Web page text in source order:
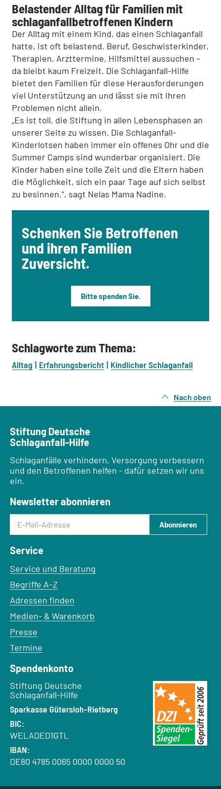
Belastender Alltag für Familien mit
schlaganfallbetroffenen Kindern
Der Alltag mit einem Kind, das einen Schlaganfall
hatte, ist oft belastend. Beruf, Geschwisterkinder,
Therapien, Arzttermine, Hilfsmittel aussuchen –
da bleibt kaum Freizeit. Die Schlaganfall-Hilfe
bietet den Familien für diese Herausforderungen
viel Unterstützung an und lässt sie mit Ihren
Problemen nicht allein.
„Es ist toll, die Stiftung in allen Lebensphasen an
unserer Seite zu wissen. Die Schlaganfall-
Kinderlotsen haben immer ein offenes Ohr und die
Summer Camps sind wunderbar organisiert. Die
Kinder haben eine tolle Zeit und die Eltern haben
die Möglichkeit, sich ein paar Tage auf sich selbst
zu besinnen.“, sagt Nelas Mama Nadine.
Schenken Sie Betroffenen
und ihren Familien
Zuversicht.
Bitte spenden Sie.
Schlagworte zum Thema:
Alltag Erfahrungsbericht Kindlicher Schlaganfall
Nach oben
Stiftung Deutsche
Schlaganfall-Hilfe
Schlaganfälle verhindern, Versorgung verbessern
und den Betroffenen helfen - dafür setzen wir uns
ein.
Newsletter abonnieren
E-Mail-Adresse
Abonnieren
Service
Service und Beratung
Begriffe A–Z
Adressen finden
Medien- & Warenkorb
Presse
Termine
Spendenkonto
Empfänger:
Stiftung Deutsche
Schlaganfall-Hilfe
Bank:
Sparkasse Gütersloh-Rietberg
BIC:
WELADED1GTL
IBAN:
DE80 4785 0065 0000 0000 50